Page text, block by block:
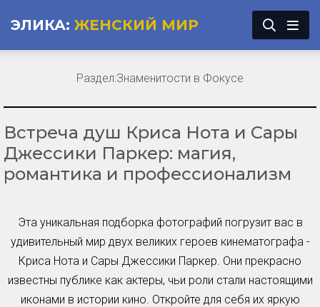
ЭЛИКА: ЖЕНСКИЙ МИР
Встреча душ Криса Нота и Сары
Джессики Паркер: магия,
романтика и профессионализм
Эта уникальная подборка фотографий погрузит вас в
удивительный мир двух великих героев кинематографа -
Криса Нота и Сары Джессики Паркер. Они прекрасно
известны публике как актеры, чьи роли стали настоящими
иконами в истории кино. Откройте для себя их яркую
Раздел:Знаменитости в Фокусе